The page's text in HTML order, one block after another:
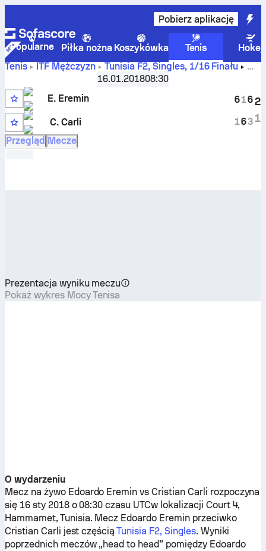
Pobierz aplikację
Popularne Piłka nożna Koszykówka Tenis
Hokej
Tenis
ITF Mężczyzn Tunisia F2, Singles, 1/16 Finału
Cristian Carliwyniki na żywo i
rezultaty H2H
16.01.201808:30
E. Eremin
7
C. Carli
6
1
1
6
6
3
2
1
Przegląd Mecze
Prezentacja wyniku meczu
Pokaż wykres Mocy Tenisa
O wydarzeniu
Mecz na żywo Edoardo Eremin vsCristian Carli rozpoczyna
się 16 sty 2018 o 08:30 czasu UTCw lokalizacji Court 4,
Hammamet, Tunisia. Mecz Edoardo Ereminprzeciwko
Cristian Carli jest częściąTunisia F2, Singles. Wyniki
poprzednich meczów „head to head” pomiędzy Edoardo